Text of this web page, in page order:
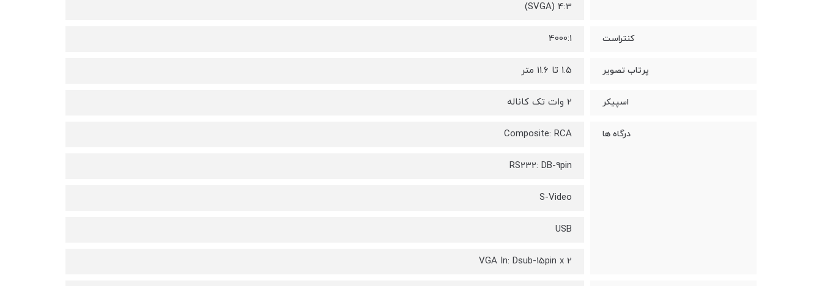
4:3 (SVGA)
کنتراست 4000:1
پرتاب تصویر 1.5 تا 11.6 متر
اسپیکر 2 وات تک کاناله
درگاه ها Composite: RCA
RS232: DB-9pin
S-Video
USB
VGA In: Dsub-15pin x 2